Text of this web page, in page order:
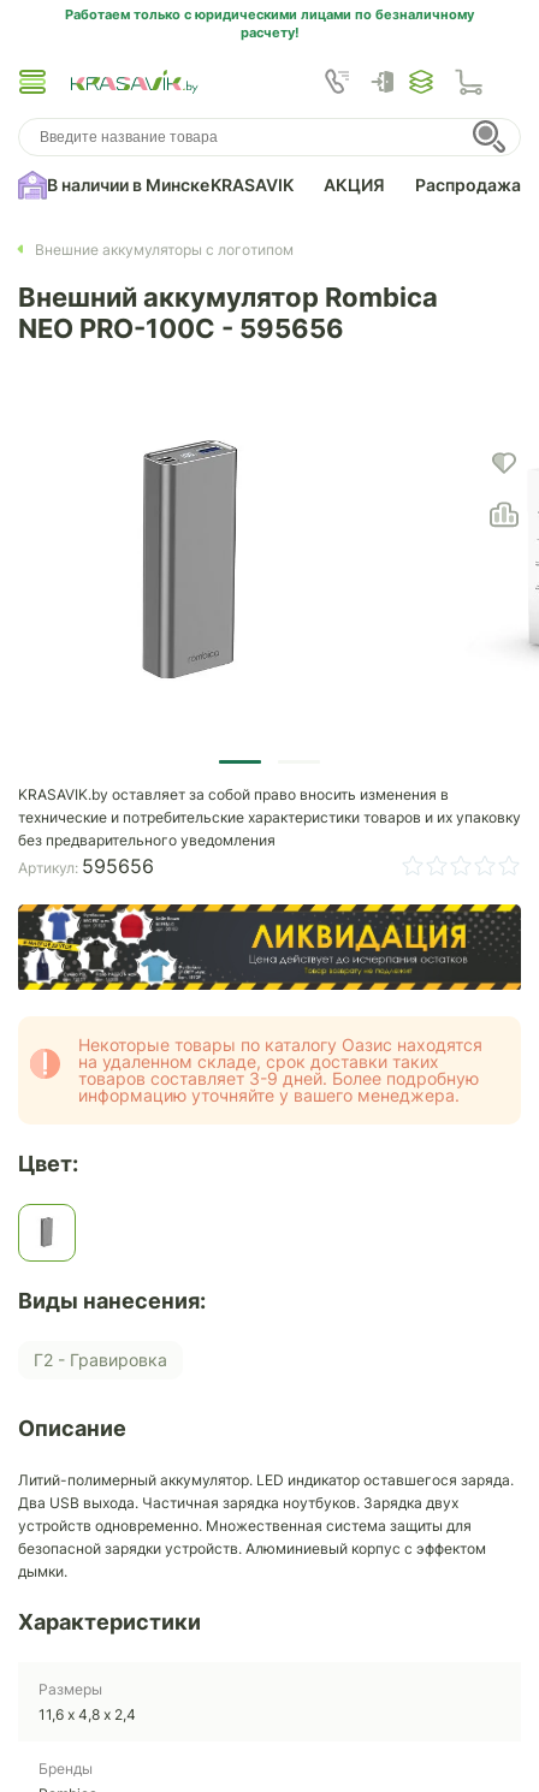
Работаем только с юридическими лицами по безналичному
расчету!
В наличии в МинскеKRASAVIK АКЦИЯ Распродажа
Внешние аккумуляторы с логотипом
Внешний аккумулятор Rombica
NEO PRO-100С - 595656
KRASAVIK.by оставляет за собой право вносить изменения в
технические и потребительские характеристики товаров и их упаковку
без предварительного уведомления
Артикул: 595656
Некоторые товары по каталогу Оазис находятся
на удаленном складе, срок доставки таких
товаров составляет 3-9 дней. Более подробную
информацию уточняйте у вашего менеджера.
Цвет:
Виды нанесения:
Г2 - Гравировка
Описание
Литий-полимерный аккумулятор. LED индикатор оставшегося заряда.
Два USB выхода. Частичная зарядка ноутбуков. Зарядка двух
устройств одновременно. Множественная система защиты для
безопасной зарядки устройств. Алюминиевый корпус с эффектом
дымки.
Характеристики
Размеры
11,6 х 4,8 х 2,4
Бренды